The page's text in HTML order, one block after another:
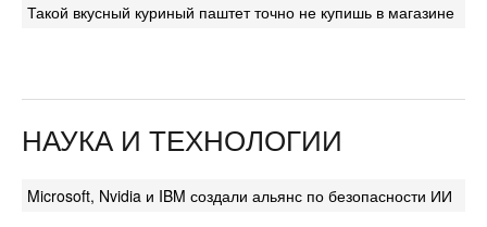
Такой вкусный куриный паштет точно не купишь в магазине
НАУКА И ТЕХНОЛОГИИ
Microsoft, Nvidia и IBM создали альянс по безопасности ИИ